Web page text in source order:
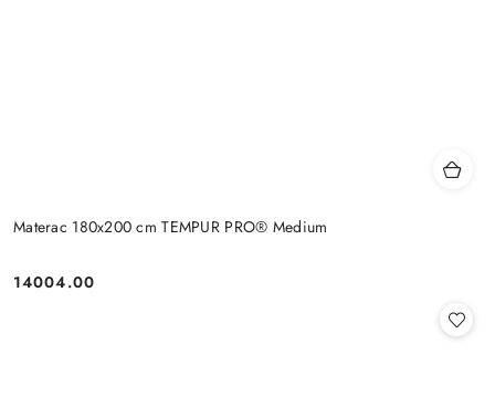
Materac 180x200 cm TEMPUR PRO® Medium
Cena:
14004.00